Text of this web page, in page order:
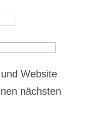
Website
nächsten